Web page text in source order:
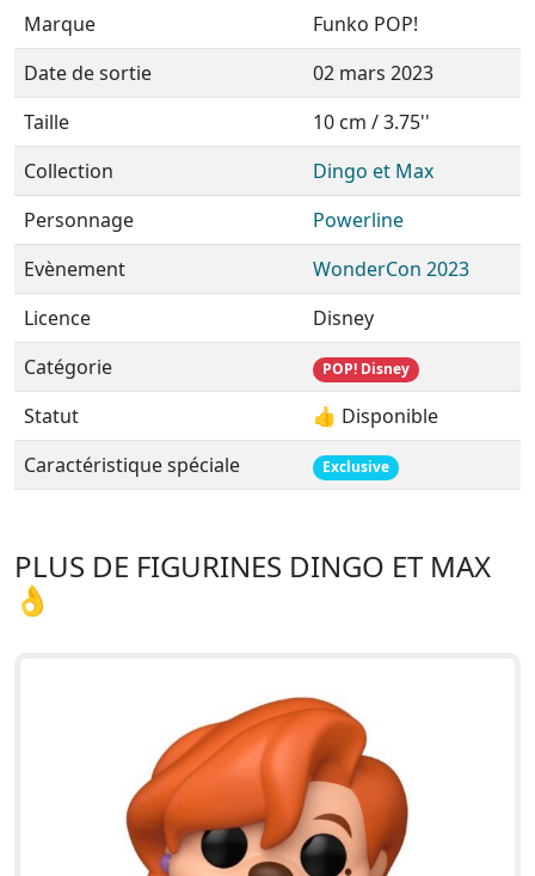
Marque
Funko POP!
Date de sortie
02 mars 2023
Taille
10 cm / 3.75''
Collection
Dingo et Max
Personnage
Powerline
Evènement
WonderCon 2023
Licence
Disney
Catégorie
POP! Disney
Statut
👍 Disponible
Caractéristique spéciale
Exclusive
PLUS DE FIGURINES DINGO ET MAX
👌